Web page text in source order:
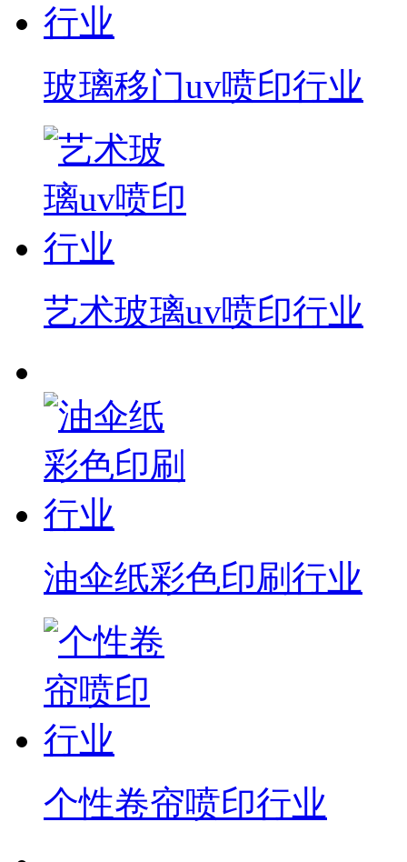
玻璃移门uv喷印行业
艺术玻璃uv喷印行业
油伞纸彩色印刷行业
个性卷帘喷印行业